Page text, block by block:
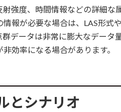
強度、時間情報などの詳細な
報が必要な場合は、LAS形式
データは非常に膨大なデータ
効率になる場合があります。
とシナリオ